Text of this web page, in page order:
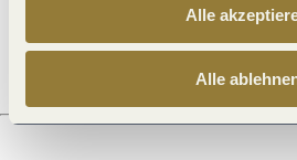
Alle
Alle